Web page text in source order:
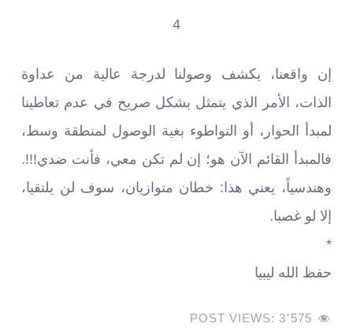
4
إن واقعنا، يكشف وصولنا لدرجة عالية من عداوة
الذات، الأمر الذي يتمثل بشكل صريح في عدم تعاطينا
لمبدأ الحوار، أو التواطوء بغية الوصول لمنطقة وسط،
فالمبدأ القائم الآن هو؛ إن لم تكن معي، فأنت ضدي!!!.
وهندسياً، يعني هذا: خطان متوازيان، سوف لن يلتقيا،
إلا لو غصبا.
*
حفظ الله ليبيا
POST VIEWS: 3٬575